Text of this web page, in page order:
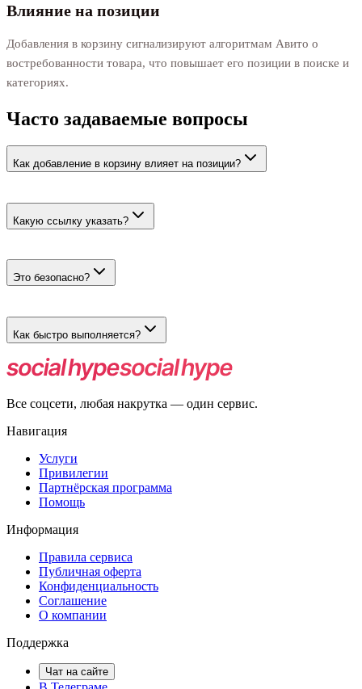
Влияние на позиции
Добавления в корзину сигнализируют алгоритмам Авито о
востребованности товара, что повышает его позиции в поиске и
категориях.
Часто задаваемые вопросы
Как добавление в корзину влияет на позиции?
ранжировании объявлений.
Какую ссылку указать?
Это безопасно?
Как быстро выполняется?
Запуск после модерации, скорость зависит от объёма заказа.
Все соцсети, любая накрутка — один сервис.
Навигация
Услуги
Привилегии
Партнёрская программа
Помощь
Информация
Правила сервиса
Публичная оферта
Конфиденциальность
Соглашение
О компании
Поддержка
Чат на сайте